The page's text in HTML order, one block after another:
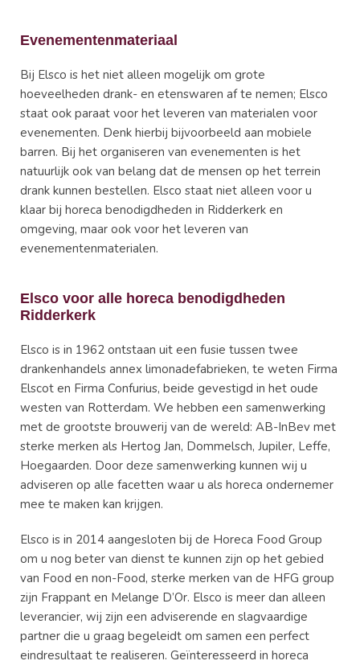
Evenementenmateriaal
Bij Elsco is het niet alleen mogelijk om grote
hoeveelheden drank- en etenswaren af te nemen; Elsco
staat ook paraat voor het leveren van materialen voor
evenementen. Denk hierbij bijvoorbeeld aan mobiele
barren. Bij het organiseren van evenementen is het
natuurlijk ook van belang dat de mensen op het terrein
drank kunnen bestellen. Elsco staat niet alleen voor u
klaar bij horeca benodigdheden in Ridderkerk en
omgeving, maar ook voor het leveren van
evenementenmaterialen.
Elsco voor alle horeca benodigdheden
Ridderkerk
Elsco is in 1962 ontstaan uit een fusie tussen twee
drankenhandels annex limonadefabrieken, te weten Firma
Elscot en Firma Confurius, beide gevestigd in het oude
westen van Rotterdam. We hebben een samenwerking
met de grootste brouwerij van de wereld: AB-InBev met
sterke merken als Hertog Jan, Dommelsch, Jupiler, Leffe,
Hoegaarden. Door deze samenwerking kunnen wij u
adviseren op alle facetten waar u als horeca ondernemer
mee te maken kan krijgen.
Elsco is in 2014 aangesloten bij de Horeca Food Group
om u nog beter van dienst te kunnen zijn op het gebied
van Food en non-Food, sterke merken van de HFG group
zijn Frappant en Melange D’Or. Elsco is meer dan alleen
leverancier, wij zijn een adviserende en slagvaardige
partner die u graag begeleidt om samen een perfect
eindresultaat te realiseren. Geïnteresseerd in horeca